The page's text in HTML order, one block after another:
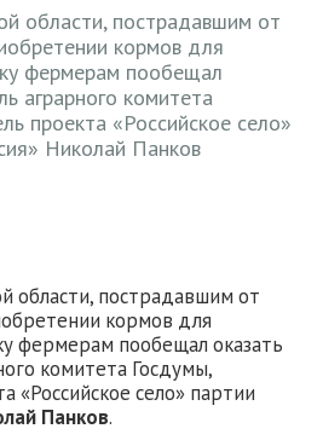
области, пострадавшим от
кормов для
фермерам пообещал
аграрного комитета
проекта «Российское село»
Николай Панков
области, пострадавшим от
кормов для
фермерам пообещал оказать
комитета Госдумы,
«Российское село» партии
Панков.